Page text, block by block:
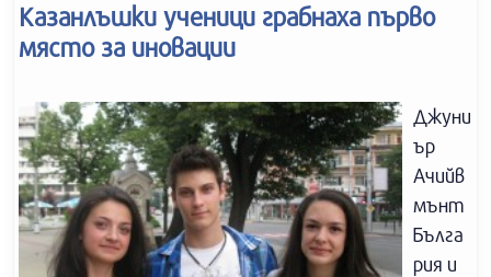
Казанлъшки ученици грабнаха първо
място за иновации
Джуни
ър
Ачийв
мънт
Бълга
рия и